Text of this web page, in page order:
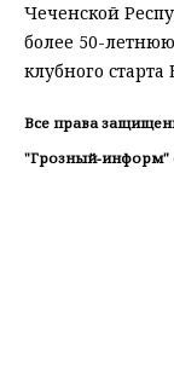
Чеченской
более 50-
клубного
Все права
"Грозный-информ"